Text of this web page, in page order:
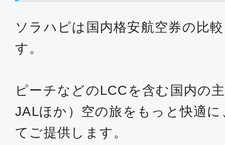
ソラハピは国内格安航空券の比
す。
ピーチなどのLCCを含む国内の
JALほか）空の旅をもっと快適
てご提供します。